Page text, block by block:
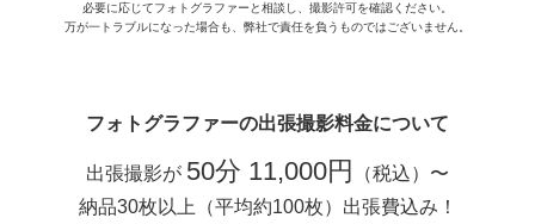
必要に応じてフォトグラファーと相談し、撮影許可を確認ください。
万が一トラブルになった場合も、弊社で責任を負うものではございません。
フォトグラファーの出張撮影料金について
出張撮影が 50分 11,000円
（税込）〜
納品30枚以上（平均約100枚）出張費込み！